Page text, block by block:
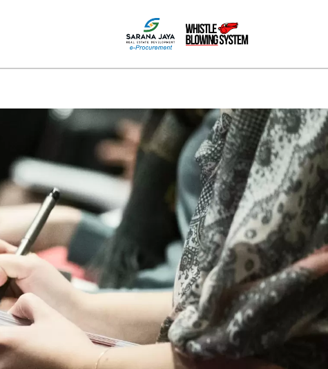
HUBUNGI KAMI PPID